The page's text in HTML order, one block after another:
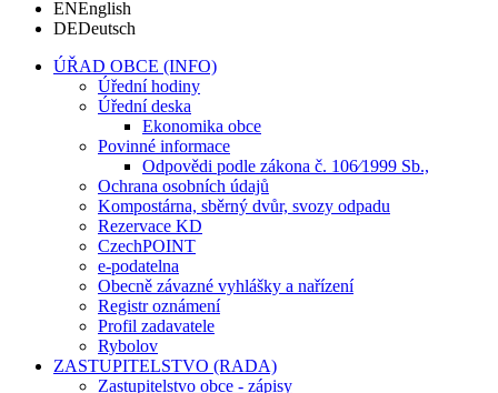
ENEnglish
DEDeutsch
ÚŘAD OBCE (INFO)
Úřední hodiny
Úřední deska
Ekonomika obce
Povinné informace
Odpovědi podle zákona č. 106⁄1999 Sb.,
Ochrana osobních údajů
Kompostárna, sběrný dvůr, svozy odpadu
Rezervace KD
CzechPOINT
e-podatelna
Obecně závazné vyhlášky a nařízení
Registr oznámení
Profil zadavatele
Rybolov
ZASTUPITELSTVO (RADA)
Zastupitelstvo obce - zápisy